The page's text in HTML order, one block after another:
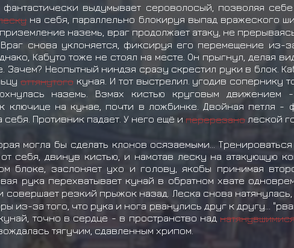
выдумывает сероволосый, позволяя
на себя, параллельно блокируя выпад вражеского
наземь, враг продолжает атаку, не
снова уклоняется, фиксируя его перемещение из-
Кабуто тоже не стоял на месте. Он прыгнул, делая
Зачем? Неопытный ниндзя сразу скрестил руки в блок.
оттянутогокуная. И тот выстрелил. угодив сопернику
наземь. Взмах кистью круговым
на кунае, почти в ложбинке. Двойная петля -
Противник падает. У него ещё иперерезанолеской
могла бы сделать клонов осязаемыми...
себя, двинув кистью, и намотав леску на атакующую
блоке, заслоняет ухо и голову, якобы принимая
рука перехватывает кунай в обратном хвате
совершает резкий прыжок назад. Леска снова натянулась,
из-за того, что рука и нога рванулись друг к другу...
точно в сердце - в пространство над
тягучим, сдавленным хрипом.